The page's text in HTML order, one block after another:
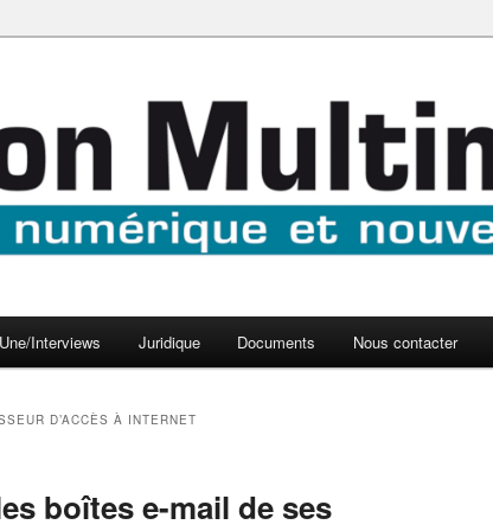
Une/Interviews Juridique Documents Nous contacter
D’ACCÈS À INTERNET
boîtes e-mail de ses